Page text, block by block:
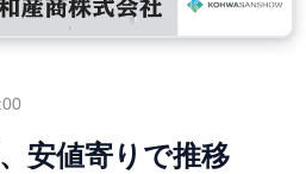
安値寄りで推移